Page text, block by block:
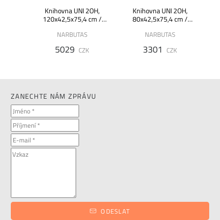
Knihovna UNI 2OH,
120x42,5x75,4 cm /
NARBUTAS
5029 CZK
Knihovna UNI 2OH,
80x42,5x75,4 cm /
NARBUTAS
3301 CZK
ZANECHTE NÁM ZPRÁVU
ODESLAT